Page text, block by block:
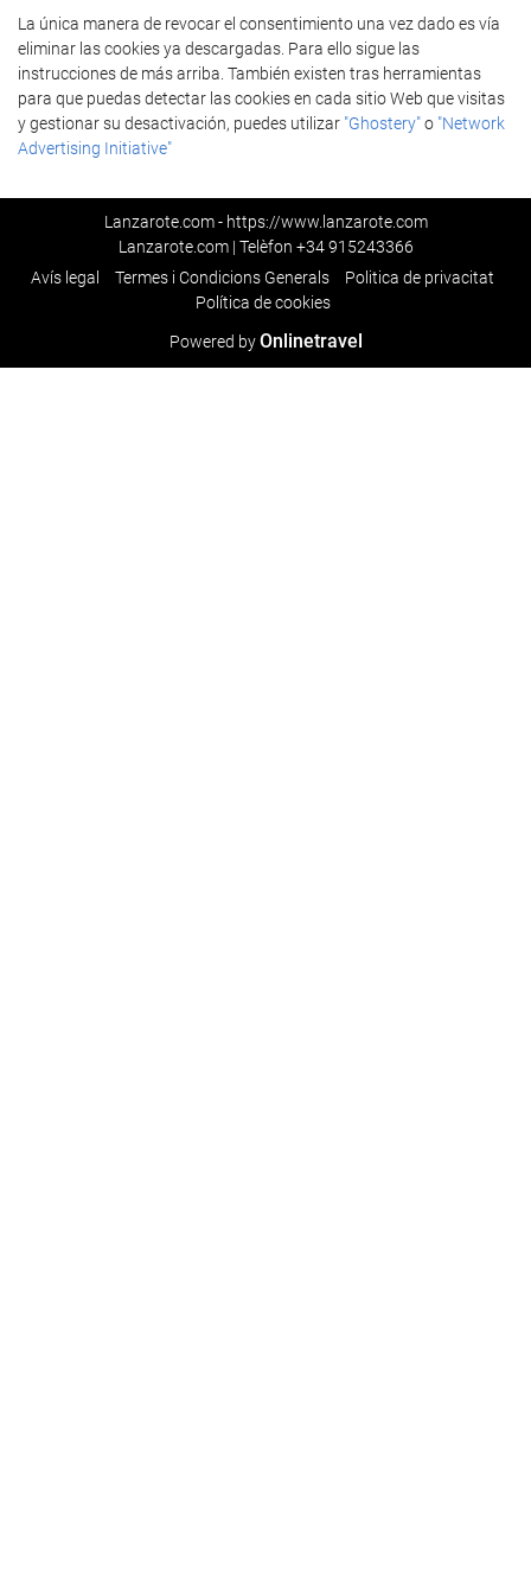
La única manera de revocar el consentimiento una vez dado es vía
eliminar las cookies ya descargadas. Para ello sigue las
instrucciones de más arriba. También existen tras herramientas
para que puedas detectar las cookies en cada sitio Web que visitas
y gestionar su desactivación, puedes utilizar "Ghostery"o "Network
Advertising Initiative"
Lanzarote.com - https://www.lanzarote.com
Lanzarote.com | Telèfon +34 915243366
Avís legal
Termes i Condicions Generals
Poli­tica de privacitat
Política de cookies
Powered byOnlinetravel